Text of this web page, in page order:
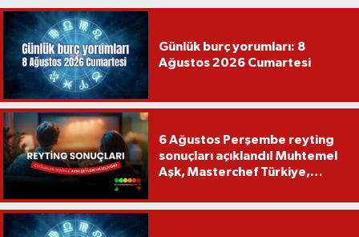
Günlük burç yorumları: 8
Ağustos 2026 Cumartesi
6 Ağustos Perşembe reyting
sonuçları açıklandı! Muhtemel
Aşk, Masterchef Türkiye,